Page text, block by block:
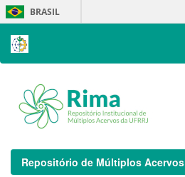
Skip
navigation
BRASIL
Repositório de Múltiplos Acervos